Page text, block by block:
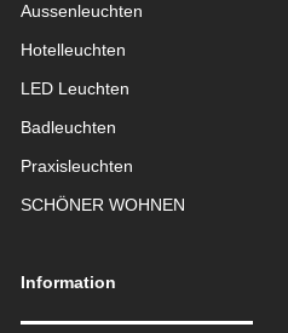
Aussen­leuchten
Hotelleuchten
LED Leuchten
Badleuchten
Praxisleuchten
SCHÖNER WOHNEN
Information